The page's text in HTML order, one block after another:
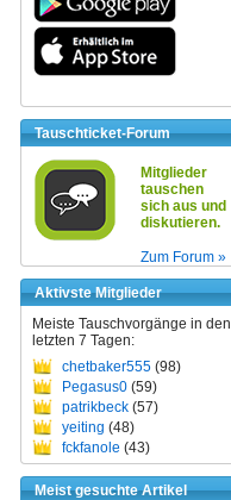
Tauschticket-Forum
Mitglieder
tauschen
sich aus und
diskutieren.
Zum Forum »
Aktivste Mitglieder
Meiste Tauschvorgänge in den
letzten 7 Tagen:
chetbaker555 (98)
Pegasus0 (59)
patrikbeck (57)
yeiting (48)
fckfanole (43)
Meist gesuchte Artikel